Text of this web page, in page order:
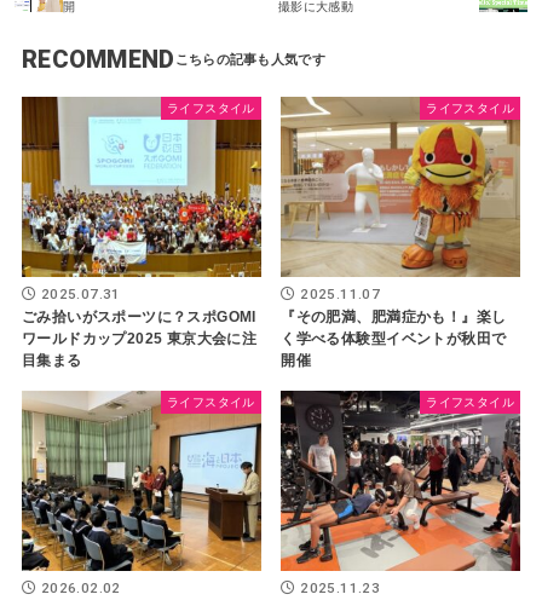
開 撮影に大感動
RECOMMEND
ライフスタイル
2025.07.31
ごみ拾いがスポーツに？スポGOMI
ワールドカップ2025 東京大会に注
目集まる
ライフスタイル
2025.11.07
『その肥満、肥満症かも！』楽し
く学べる体験型イベントが秋田で
開催
ライフスタイル
2026.02.02
ライフスタイル
2025.11.23